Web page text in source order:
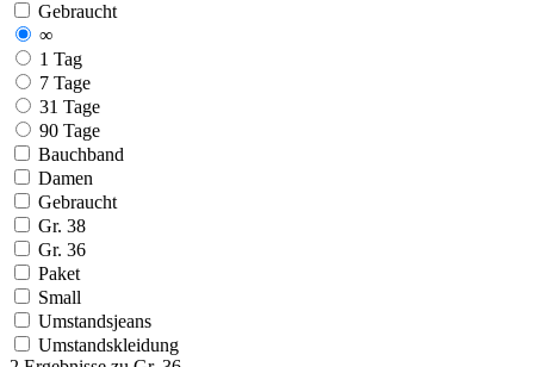
Gebraucht
∞
1 Tag
7 Tage
31 Tage
90 Tage
Bauchband
Damen
Gebraucht
Gr. 38
Gr. 36
Paket
Small
Umstandsjeans
Umstandskleidung